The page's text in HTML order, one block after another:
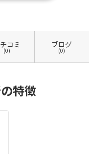
コミ
(0)
ブログ
(0)
特徴